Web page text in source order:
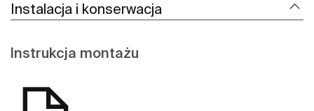
Instalacja i konserwacja
Instrukcja montażu